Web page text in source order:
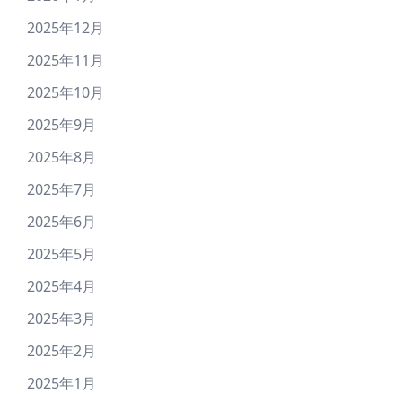
2025年12月
2025年11月
2025年10月
2025年9月
2025年8月
2025年7月
2025年6月
2025年5月
2025年4月
2025年3月
2025年2月
2025年1月